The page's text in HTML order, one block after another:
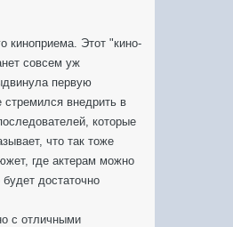
киноприема. Этот "кино-
совсем уж
первую
внедрить в
которые
что так тоже
где актерам можно
достаточно
с отличными